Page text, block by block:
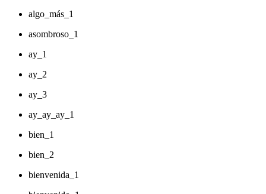
algo_más_1
asombroso_1
ay_1
ay_2
ay_3
ay_ay_ay_1
bien_1
bien_2
bienvenida_1